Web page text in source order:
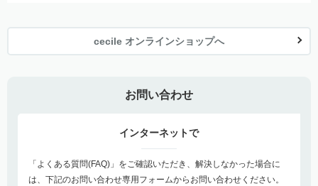
cecile オンラインショップへ
お問い合わせ
インターネットで
「よくある質問(FAQ)」をご確認いただき、解決しなかった場合に
は、下記のお問い合わせ専用フォームからお問い合わせください。